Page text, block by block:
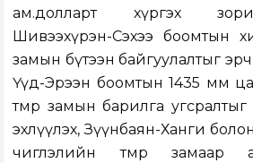
ам.долларт хүргэх
Шивээхүрэн-Сэхээ боомтын
замын бүтээн байгуулалтыг
Үүд-Эрээн боомтын 1435 мм
төмөр замын барилга
эхлүүлэх, Зүүнбаян-Ханги
чиглэлийн төмөр замаар